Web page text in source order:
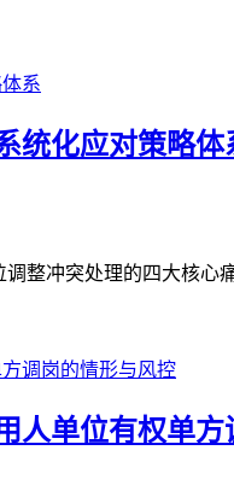
统化应对策略体
整冲突处理的四大核心
单位有权单方